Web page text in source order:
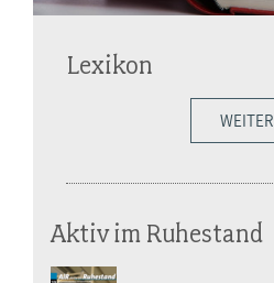
Lexikon
WEITER
Aktiv im Ruhestand